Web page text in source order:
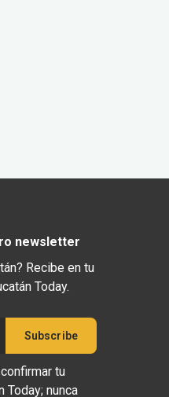
newsletter
Recibe en tu
Today.
tu
Today; nunca